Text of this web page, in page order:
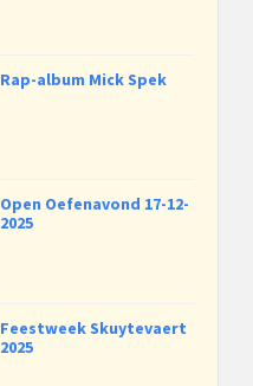
Rap-album Mick Spek
Open Oefenavond 17-12-
2025
Feestweek Skuytevaert
2025